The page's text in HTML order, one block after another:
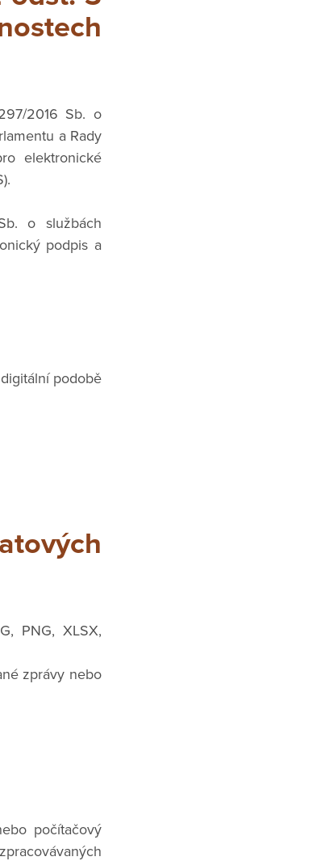
2016 Sb. o
a Rady
elektronické
o službách
podpis a
podobě
PNG, XLSX,
zprávy nebo
počítačový